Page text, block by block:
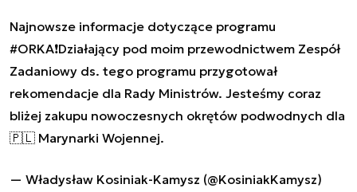
Najnowsze informacje dotyczące programu
#ORKA❗️Działający pod moim przewodnictwem Zespół
Zadaniowy ds. tego programu przygotował
rekomendacje dla Rady Ministrów. Jesteśmy coraz
bliżej zakupu nowoczesnych okrętów podwodnych dla
🇵🇱 Marynarki Wojennej.
— Władysław Kosiniak-Kamysz (@KosiniakKamysz)